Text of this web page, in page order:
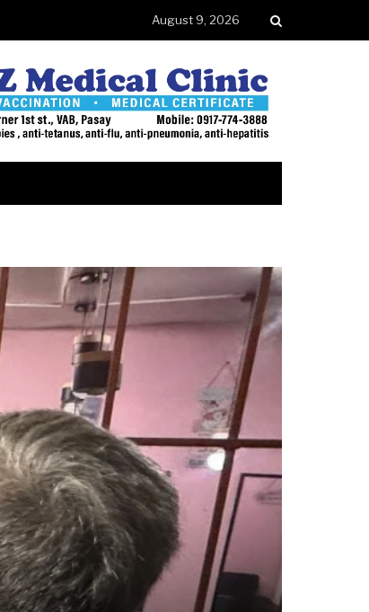
August 9, 2026